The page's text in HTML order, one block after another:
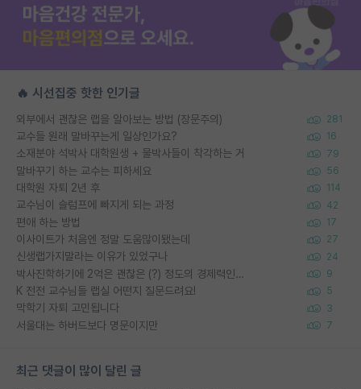
🔥 시선집중 핫한 인기글
외부에서 괜찮은 랩을 알아보는 방법 (장문주의) 281
교수들 원래 말바꾸는게 일상인가요? 16
소재분야 석박사 대학원생 + 물박사들이 착각하는 거 79
말바꾸기 하는 교수는 피하세요 56
대학원 자퇴 2년 후 114
교수님이 슬럼프에 빠지게 되는 과정 42
편애 하는 방법 17
이사이트가 처음엔 정말 도움많이됐는데 27
신생랩가지말라는 이유가 있었구나 24
박사진학하기에 2억은 괜찮은 (?) 정도의 경제력인가요 9
K 전전 교수님들 랩실 어떤지 질문드려요! 5
막학기 자퇴 고민됩니다 3
서울대는 하버드보다 명문이지만 7
최근 댓글이 많이 달린 글